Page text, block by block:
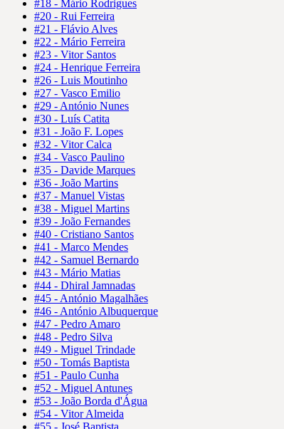
#18 - Mário Rodrigues
#20 - Rui Ferreira
#21 - Flávio Alves
#22 - Mário Ferreira
#23 - Vitor Santos
#24 - Henrique Ferreira
#26 - Luis Moutinho
#27 - Vasco Emilio
#29 - António Nunes
#30 - Luís Catita
#31 - João F. Lopes
#32 - Vitor Calca
#34 - Vasco Paulino
#35 - Davide Marques
#36 - João Martins
#37 - Manuel Vistas
#38 - Miguel Martins
#39 - João Fernandes
#40 - Cristiano Santos
#41 - Marco Mendes
#42 - Samuel Bernardo
#43 - Mário Matias
#44 - Dhiral Jamnadas
#45 - António Magalhães
#46 - António Albuquerque
#47 - Pedro Amaro
#48 - Pedro Silva
#49 - Miguel Trindade
#50 - Tomás Baptista
#51 - Paulo Cunha
#52 - Miguel Antunes
#53 - João Borda d'Água
#54 - Vitor Almeida
#55 - José Baptista